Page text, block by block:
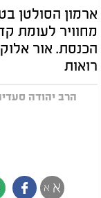
ארמון הסולטן
מחוויר לעומת
הכנסת. אור
רואות
הרב יהודה
א א